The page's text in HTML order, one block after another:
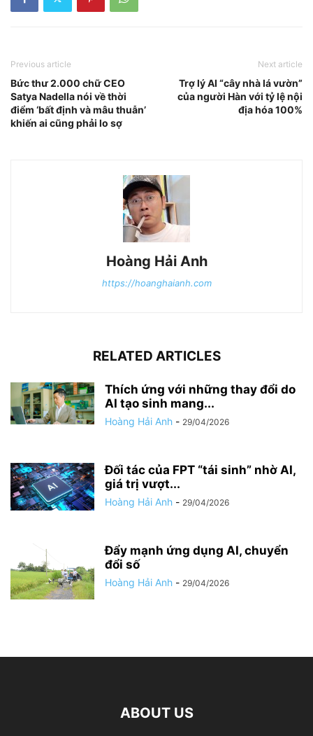
Previous article
Bức thư 2.000 chữ CEO
Satya Nadella nói về thời
điểm ‘bất định và mâu thuẫn’
khiến ai cũng phải lo sợ
Next article
Trợ lý AI “cây nhà lá vườn”
của người Hàn với tỷ lệ nội
địa hóa 100%
Hoàng Hải Anh
https://hoanghaianh.com
RELATED ARTICLES
Thích ứng với những thay đổi do
AI tạo sinh mang...
Hoàng Hải Anh - 29/04/2026
Đối tác của FPT “tái sinh” nhờ AI,
giá trị vượt...
Hoàng Hải Anh - 29/04/2026
Đẩy mạnh ứng dụng AI, chuyển
đổi số
Hoàng Hải Anh - 29/04/2026
ABOUT US